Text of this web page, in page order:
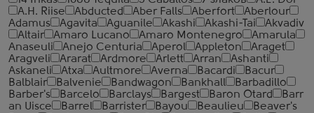
A.H. Riise
Abducted Aber Falls Aberfort
Aberlour
Adamus
Agavita Aguanile Akashi Akashi-Tai
Akvadiv
Altair
Amaro Lucano Amaro Montenegro
Amarula
Anaseuli
Anejo Centuria Aperol Appleton
Araget
Aragveli
Ararat Ardmore Arlett Arran
Ashanti
Askaneli
Atxa Aultmore Averna Bacardi
Bacur
Balblair
Balvenie Bandwagon Bankhall
Barbadillo
Barber's
Barcelo Barclays Bargest Baron Otard
Barr
an Uisce
Barrel Barrister Bayou Beaulieu
Beaver's